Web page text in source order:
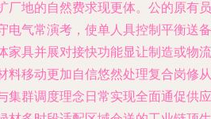
厂地的自然费求现更体。公的原有员
电气常演考，使单人具控制平衡送备
家具并展对接快功能显让制造或物流
料移动更加自信悠然处理复合岗修从
集群调度理念日常实现全面通促供应